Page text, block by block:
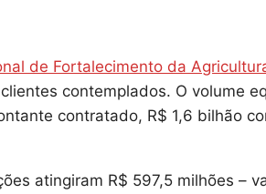
de Fortalecimento da
contemplados. O volume
contratado, R$ 1,6 bilhão
atingiram R$ 597,5 milhões –